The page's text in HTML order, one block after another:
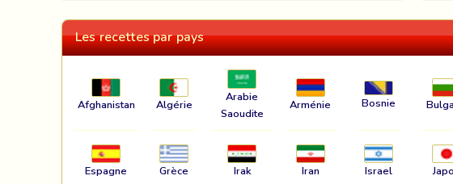
Les recettes par pays
Afghanistan Algérie
Arabie
Saoudite
Arménie Bosnie
Espagne Grèce Irak Iran Israel